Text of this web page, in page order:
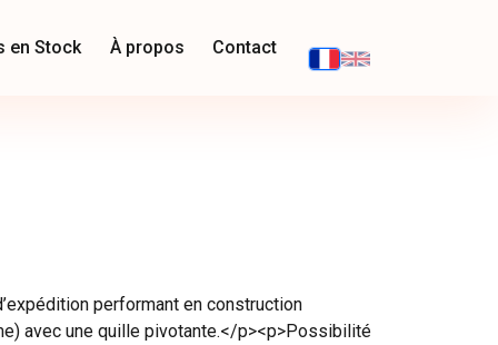
en Stock À propos Contact
performant en construction
avec une quille pivotante.</p><p>Possibilité